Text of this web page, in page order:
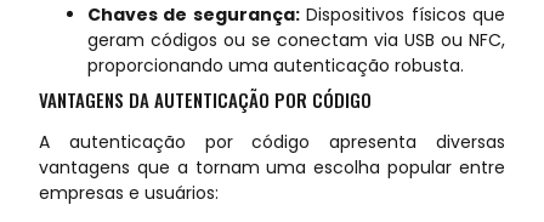
Chaves de segurança:Dispositivos físicos que
geram códigos ou se conectam via USB ou NFC,
proporcionando uma autenticação robusta.
VANTAGENS DA AUTENTICAÇÃO POR CÓDIGO
A autenticação por código apresenta diversas
vantagens que a tornam uma escolha popular entre
empresas e usuários: